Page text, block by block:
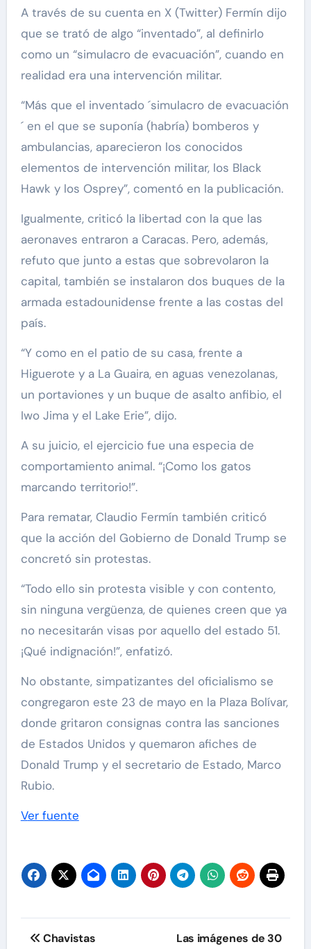
A través de su cuenta en X (Twitter) Fermín dijo
que se trató de algo “inventado”, al definirlo
como un “simulacro de evacuación”, cuando en
realidad era una intervención militar.
“Más que el inventado ´simulacro de evacuación
´ en el que se suponía (habría) bomberos y
ambulancias, aparecieron los conocidos
elementos de intervención militar, los Black
Hawk y los Osprey”, comentó en la publicación.
Igualmente, criticó la libertad con la que las
aeronaves entraron a Caracas. Pero, además,
refuto que junto a estas que sobrevolaron la
capital, también se instalaron dos buques de la
armada estadounidense frente a las costas del
país.
“Y como en el patio de su casa, frente a
Higuerote y a La Guaira, en aguas venezolanas,
un portaviones y un buque de asalto anfibio, el
Iwo Jima y el Lake Erie”, dijo.
A su juicio, el ejercicio fue una especia de
comportamiento animal. “¡Como los gatos
marcando territorio!”.
Para rematar, Claudio Fermín también criticó
que la acción del Gobierno de Donald Trump se
concretó sin protestas.
“Todo ello sin protesta visible y con contento,
sin ninguna vergüenza, de quienes creen que ya
no necesitarán visas por aquello del estado 51.
¡Qué indignación!”, enfatizó.
No obstante, simpatizantes del oficialismo se
congregaron este 23 de mayo en la Plaza Bolívar,
donde gritaron consignas contra las sanciones
de Estados Unidos y quemaron afiches de
Donald Trump y el secretario de Estado, Marco
Rubio.
Ver fuente
Navegación
Chavistas Las imágenes de 30